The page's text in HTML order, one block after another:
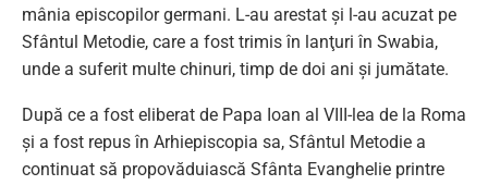
mânia episcopilor germani. L-au arestat şi l-au acuzat pe
Sfântul Metodie, care a fost trimis în lanţuri în Swabia,
unde a suferit multe chinuri, timp de doi ani şi jumătate.
După ce a fost eliberat de Papa Ioan al VIII-lea de la Roma
şi a fost repus în Arhiepiscopia sa, Sfântul Metodie a
continuat să propovăduiască Sfânta Evanghelie printre